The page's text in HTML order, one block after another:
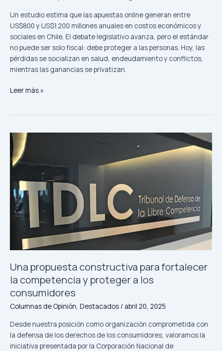
Un estudio estima que las apuestas online generan entre
US$800 y US$1.200 millones anuales en costos económicos y
sociales en Chile. El debate legislativo avanza, pero el estándar
no puede ser solo fiscal: debe proteger a las personas. Hoy, las
pérdidas se socializan en salud, endeudamiento y conflictos,
mientras las ganancias se privatizan.
Leer más »
Una propuesta constructiva para fortalecer
la competencia y proteger a los
consumidores
Columnas de Opinión Destacados / abril 20, 2025
Desde nuestra posición como organización comprometida con
la defensa de los derechos de los consumidores, valoramos la
iniciativa presentada por la Corporación Nacional de
Una
propuesta
constructiva
para
fortalecer
la
competencia
proteger